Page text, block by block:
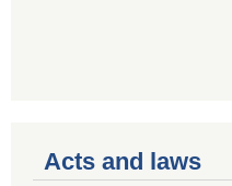
Acts and laws